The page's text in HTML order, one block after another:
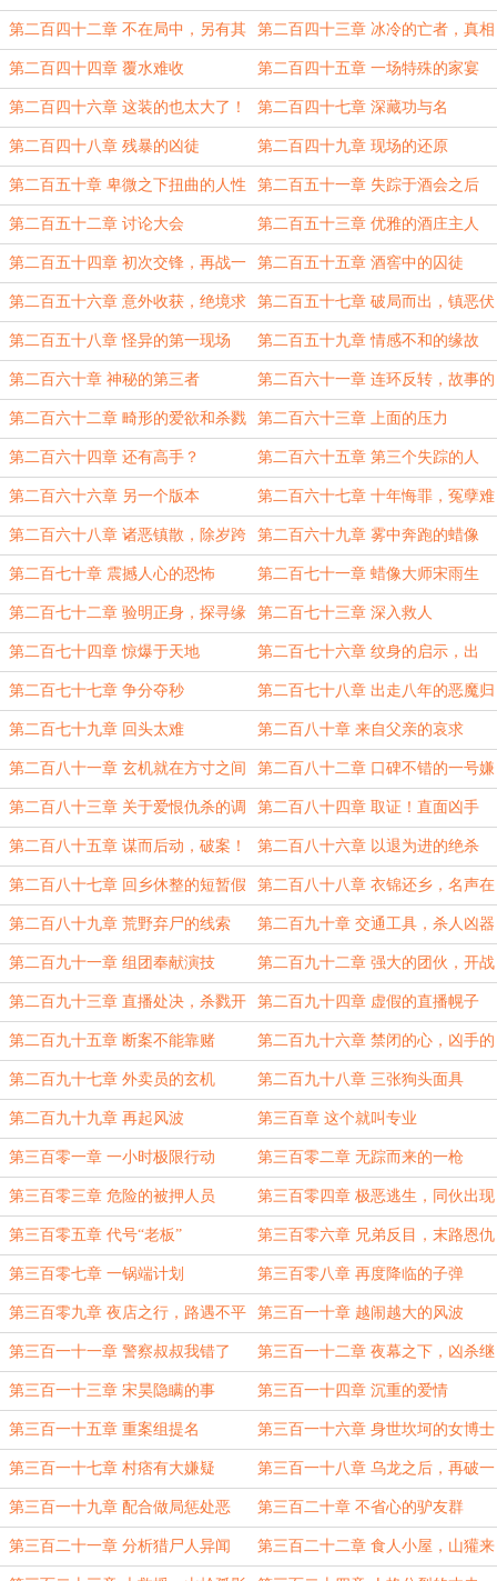
第二百四十二章 不在局中，另有其
人
第二百四十三章 冰冷的亡者，真相
大白
第二百四十四章 覆水难收 第二百四十五章 一场特殊的家宴
第二百四十六章 这装的也太大了！ 第二百四十七章 深藏功与名
第二百四十八章 残暴的凶徒 第二百四十九章 现场的还原
第二百五十章 卑微之下扭曲的人性 第二百五十一章 失踪于酒会之后
第二百五十二章 讨论大会 第二百五十三章 优雅的酒庄主人
第二百五十四章 初次交锋，再战一
场
第二百五十五章 酒窖中的囚徒
第二百五十六章 意外收获，绝境求
生
第二百五十七章 破局而出，镇恶伏
法！
第二百五十八章 怪异的第一现场 第二百五十九章 情感不和的缘故
第二百六十章 神秘的第三者 第二百六十一章 连环反转，故事的
开始
第二百六十二章 畸形的爱欲和杀戮 第二百六十三章 上面的压力
第二百六十四章 还有高手？ 第二百六十五章 第三个失踪的人
第二百六十六章 另一个版本 第二百六十七章 十年悔罪，冤孽难
赎
第二百六十八章 诸恶镇散，除岁跨
年
第二百六十九章 雾中奔跑的蜡像
第二百七十章 震撼人心的恐怖 第二百七十一章 蜡像大师宋雨生
第二百七十二章 验明正身，探寻缘
由
第二百七十三章 深入救人
第二百七十四章 惊爆于天地 第二百七十六章 纹身的启示，出
招！
第二百七十七章 争分夺秒 第二百七十八章 出走八年的恶魔归
来
第二百七十九章 回头太难 第二百八十章 来自父亲的哀求
第二百八十一章 玄机就在方寸之间 第二百八十二章 口碑不错的一号嫌
疑人！
第二百八十三章 关于爱恨仇杀的调
查
第二百八十四章 取证！直面凶手
第二百八十五章 谋而后动，破案！ 第二百八十六章 以退为进的绝杀
第二百八十七章 回乡休整的短暂假
期
第二百八十八章 衣锦还乡，名声在
外
第二百八十九章 荒野弃尸的线索 第二百九十章 交通工具，杀人凶器
第二百九十一章 组团奉献演技 第二百九十二章 强大的团伙，开战
第二百九十三章 直播处决，杀戮开
始
第二百九十四章 虚假的直播幌子
第二百九十五章 断案不能靠赌 第二百九十六章 禁闭的心，凶手的
恨
第二百九十七章 外卖员的玄机 第二百九十八章 三张狗头面具
第二百九十九章 再起风波 第三百章 这个就叫专业
第三百零一章 一小时极限行动 第三百零二章 无踪而来的一枪
第三百零三章 危险的被押人员 第三百零四章 极恶逃生，同伙出现
第三百零五章 代号“老板” 第三百零六章 兄弟反目，末路恩仇
第三百零七章 一锅端计划 第三百零八章 再度降临的子弹
第三百零九章 夜店之行，路遇不平 第三百一十章 越闹越大的风波
第三百一十一章 警察叔叔我错了 第三百一十二章 夜幕之下，凶杀继
续
第三百一十三章 宋昊隐瞒的事 第三百一十四章 沉重的爱情
第三百一十五章 重案组提名 第三百一十六章 身世坎坷的女博士
第三百一十七章 村痞有大嫌疑 第三百一十八章 乌龙之后，再破一
案
第三百一十九章 配合做局惩处恶 第三百二十章 不省心的驴友群
第三百二十一章 分析猎尸人异闻 第三百二十二章 食人小屋，山獾来